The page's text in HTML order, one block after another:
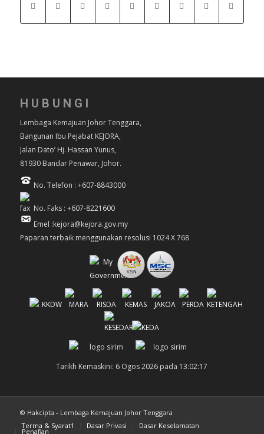
HUBUNGI
Lembaga Kemajuan Johor Tenggara,
Bangunan Ibu Pejabat KEJORA,
Jalan Dato’ Hj. Hassan Yunus,
81930 Bandar Penawar, Johor.
No. Telefon : +607-8843000
No. Faks : +607-8221600
Emel :kejora@kejora.gov.my
Paparan terbaik menggunakan resolusi 1024 X 768
Tarikh Kemaskini: 6 Ogos 2026 pada 13:02:17
© Hakcipta - Lembaga Kemajuan Johor Tenggara
Terma & Syarat1
Dasar Privasi Dasar Keselamatan
Penafian